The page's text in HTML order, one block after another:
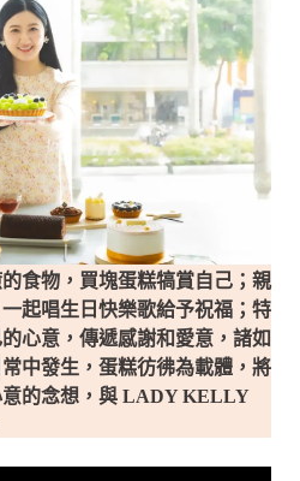
食物，買塊蛋糕犒賞自己；親
起唱生日快樂歌給予祝福；特
心意，傳遞感謝和愛意，諸如
中發生，蛋糕彷彿為載體，將
的念想，與 LADY KELLY